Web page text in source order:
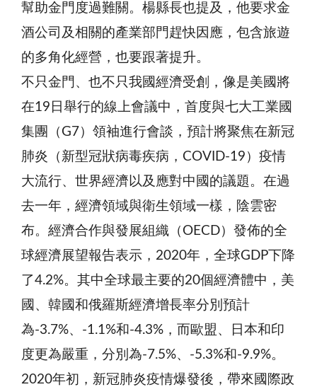
幫助金門度過難關。楊縣長也提及，他要求金
酒公司及相關的產業部門趕快因應，包含旅遊
的多角化經營，也要跟著提升。
不只金門、也不只我國經濟受創，像是美國將
在19日舉行的線上會議中，首度與七大工業國
集團（G7）領袖進行會談，預計將聚焦在新冠
肺炎（新型冠狀病毒疾病，COVID-19）疫情
大流行、世界經濟以及應對中國的議題。在過
去一年，經濟領域與衛生領域一樣，陰雲密
布。經濟合作與發展組織（OECD）發佈的全
球經濟展望報告表示，2020年，全球GDP下降
了4.2%。其中全球最主要的20個經濟體中，美
國、韓國和俄羅斯經濟增長率分別預計
為-3.7%、-1.1%和-4.3%，而歐盟、日本和印
度更為嚴重，分別為-7.5%、-5.3%和-9.9%。
2020年初，新冠肺炎疫情爆發後，帶來國際政